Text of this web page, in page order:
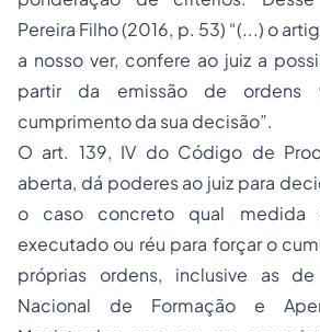
Pereira Filho (2016, p. 53) “(...) o
a nosso ver, confere ao juiz a
partir da emissão de ordens
cumprimento da sua decisão”.
O art. 139, IV do Código de
aberta, dá poderes ao juiz para
o caso concreto qual medida
executado ou réu para forçar o
próprias ordens, inclusive as
Nacional de Formação e